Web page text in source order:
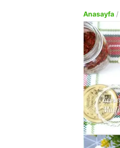
Anasayfa /